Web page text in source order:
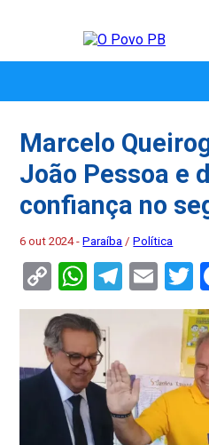
Marcelo
João Pessoa e
confiança no
6 out 2024 -Paraíba /Política
Copy
Link